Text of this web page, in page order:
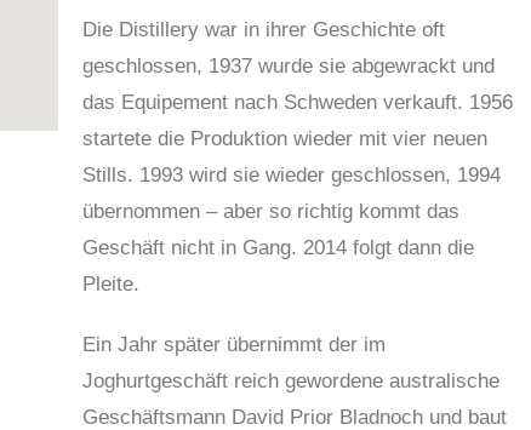
Die Distillery war in ihrer Geschichte oft
geschlossen, 1937 wurde sie abgewrackt und
das Equipement nach Schweden verkauft. 1956
startete die Produktion wieder mit vier neuen
Stills. 1993 wird sie wieder geschlossen, 1994
übernommen – aber so richtig kommt das
Geschäft nicht in Gang. 2014 folgt dann die
Pleite.
Ein Jahr später übernimmt der im
Joghurtgeschäft reich gewordene australische
Geschäftsmann David Prior Bladnoch und baut